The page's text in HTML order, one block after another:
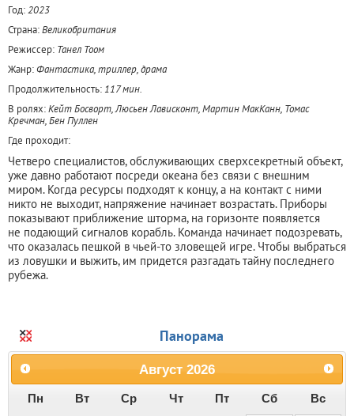
Год:2023
Страна:Великобритания
Режиссер: Танел Тоом
Жанр:Фантастика, триллер, драма
Продолжительность: 117 мин.
В ролях:Кейт Босворт, Люсьен Лависконт, Мартин МакКанн, Томас
Кречман, Бен Пуллен
Где проходит:
Четверо специалистов, обслуживающих сверхсекретный объект,
уже давно работают посреди океана без связи с внешним
миром. Когда ресурсы подходят к концу, а на контакт с ними
никто не выходит, напряжение начинает возрастать. Приборы
показывают приближение шторма, на горизонте появляется
не подающий сигналов корабль. Команда начинает подозревать,
что оказалась пешкой в чьей-то зловещей игре. Чтобы выбраться
из ловушки и выжить, им придется разгадать тайну последнего
рубежа.
Панорама
Август 2026
Пн Вт Ср Чт Пт Сб
Вс